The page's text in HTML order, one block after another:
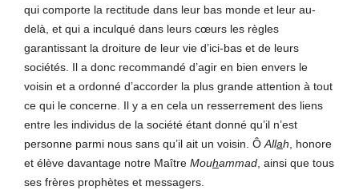
qui comporte la rectitude dans leur bas monde et leur au-
delà, et qui a inculqué dans leurs cœurs les règles
garantissant la droiture de leur vie d’ici-bas et de leurs
sociétés. Il a donc recommandé d’agir en bien envers le
voisin et a ordonné d’accorder la plus grande attention à tout
ce qui le concerne. Il y a en cela un resserrement des liens
entre les individus de la société étant donné qu’il n’est
personne parmi nous sans qu’il ait un voisin. Ô Allah , honore
et élève davantage notre Maître Mouhammad , ainsi que tous
ses frères prophètes et messagers.